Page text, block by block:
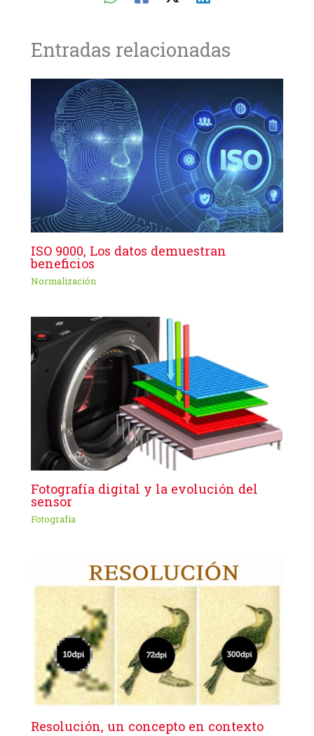
Entradas relacionadas
ISO 9000, Los datos demuestran
beneficios
Normalización
Fotografía digital y la evolución del
sensor
Fotografía
Resolución, un concepto en contexto